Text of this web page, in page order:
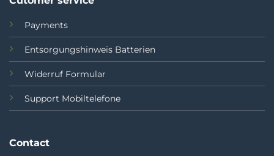
Payments
Entsorgungshinweis Batterien
Widerruf Formular
Support Mobiltelefone
Contact